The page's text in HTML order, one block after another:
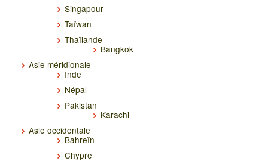
Singapour
Taïwan
Thaïlande
Bangkok
Asie méridionale
Inde
Népal
Pakistan
Karachi
Asie occidentale
Bahreïn
Chypre